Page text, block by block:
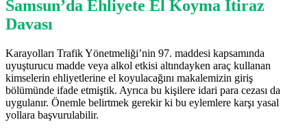
Samsun’da Ehliyete El Koyma İtiraz
Davası
Karayolları Trafik Yönetmeliği’nin 97. maddesi kapsamında
uyuşturucu madde veya alkol etkisi altındayken araç kullanan
kimselerin ehliyetlerine el koyulacağını makalemizin giriş
bölümünde ifade etmiştik. Ayrıca bu kişilere idari para cezası da
uygulanır. Önemle belirtmek gerekir ki bu eylemlere karşı yasal
yollara başvurulabilir.